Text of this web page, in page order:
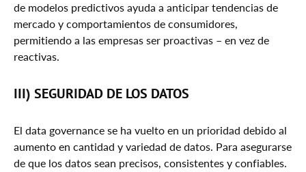
de modelos predictivos ayuda a anticipar tendencias de
mercado y comportamientos de consumidores,
permitiendo a las empresas ser proactivas – en vez de
reactivas.
III) SEGURIDAD DE LOS DATOS
El data governance se ha vuelto en un prioridad debido al
aumento en cantidad y variedad de datos. Para asegurarse
de que los datos sean precisos, consistentes y confiables.